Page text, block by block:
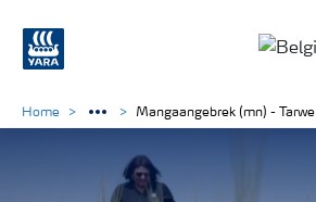
Home Mangaangebrek (mn) - Tarwe